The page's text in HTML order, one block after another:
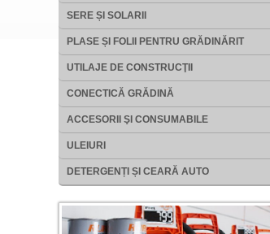
SERE ȘI SOLARII
PLASE ȘI FOLII PENTRU GRĂDINĂRIT
UTILAJE DE CONSTRUCŢII
CONECTICĂ GRĂDINĂ
ACCESORII ŞI CONSUMABILE
ULEIURI
DETERGENȚI ȘI CEARĂ AUTO